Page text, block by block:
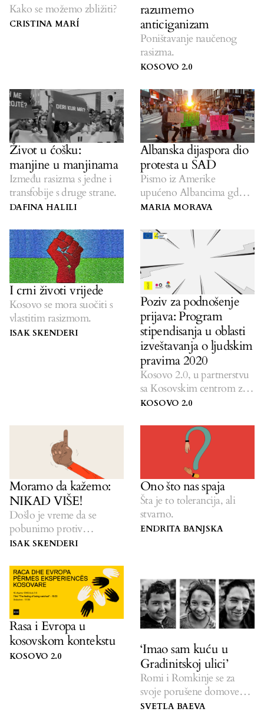
Kako se možemo zbližiti?
CRISTINA MARÍ
razumemo
anticiganizam
Poništavanje naučenog
rasizma.
KOSOVO 2.0
Život u ćošku:
manjine u manjinama
Između rasizma s jedne i
transfobije s druge strane.
DAFINA HALILI
Albanska dijaspora dio
protesta u SAD
Pismo iz Amerike
upućeno Albancima gde
god da su.
MARIA MORAVA
I crni životi vrijede
Kosovo se mora suočiti s
vlastitim rasizmom.
ISAK SKENDERI
Poziv za podnošenje
prijava: Program
stipendisanja u oblasti
izveštavanja o ljudskim
pravima 2020
Kosovo 2.0, u partnerstvu
sa Kosovskim centrom za
rodne studije i Centrom za
(CEL), pokreće treći ciklus
šestomesečnog
stipendijskog programa.
KOSOVO 2.0
Moramo da kažemo:
NIKAD VIŠE!
Došlo je vreme da se
pobunimo protiv
siromaštva i
ISAK SKENDERI
Ono što nas spaja
Šta je to tolerancija, ali
stvarno.
ENDRITA BANJSKA
Rasa i Evropa u
kosovskom kontekstu
KOSOVO 2.0
‘Imao sam kuću u
Gradinitskoj ulici’
Romi i Romkinje se za
svoje porušene domove
bore umjetnošću.
SVETLA BAEVA